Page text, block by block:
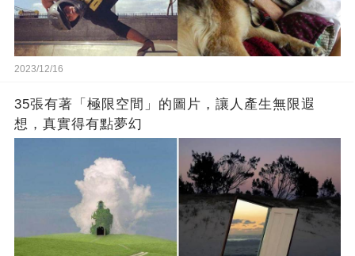
2023/12/16
35張有著「極限空間」的圖片，讓人產生無限遐
想，真實得有點夢幻